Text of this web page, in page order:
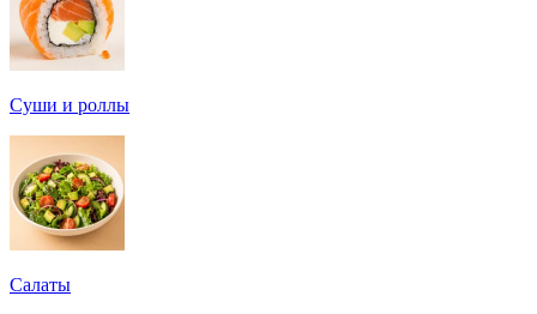
Суши и роллы
Салаты